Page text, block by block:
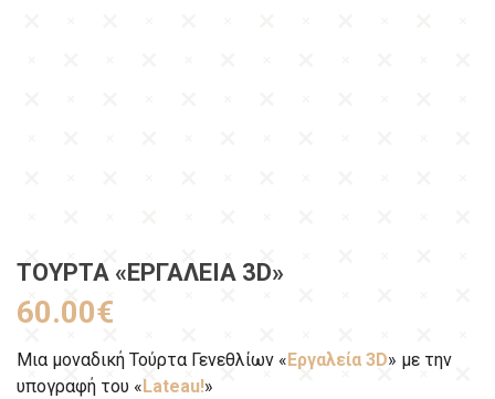
ΤΟΎΡΤΑ «ΕΡΓΑΛΕΊΑ 3D»
60.00€
Μια μοναδική Τούρτα Γενεθλίων « Εργαλεία 3D» με την
υπογραφή του « Lateau!»